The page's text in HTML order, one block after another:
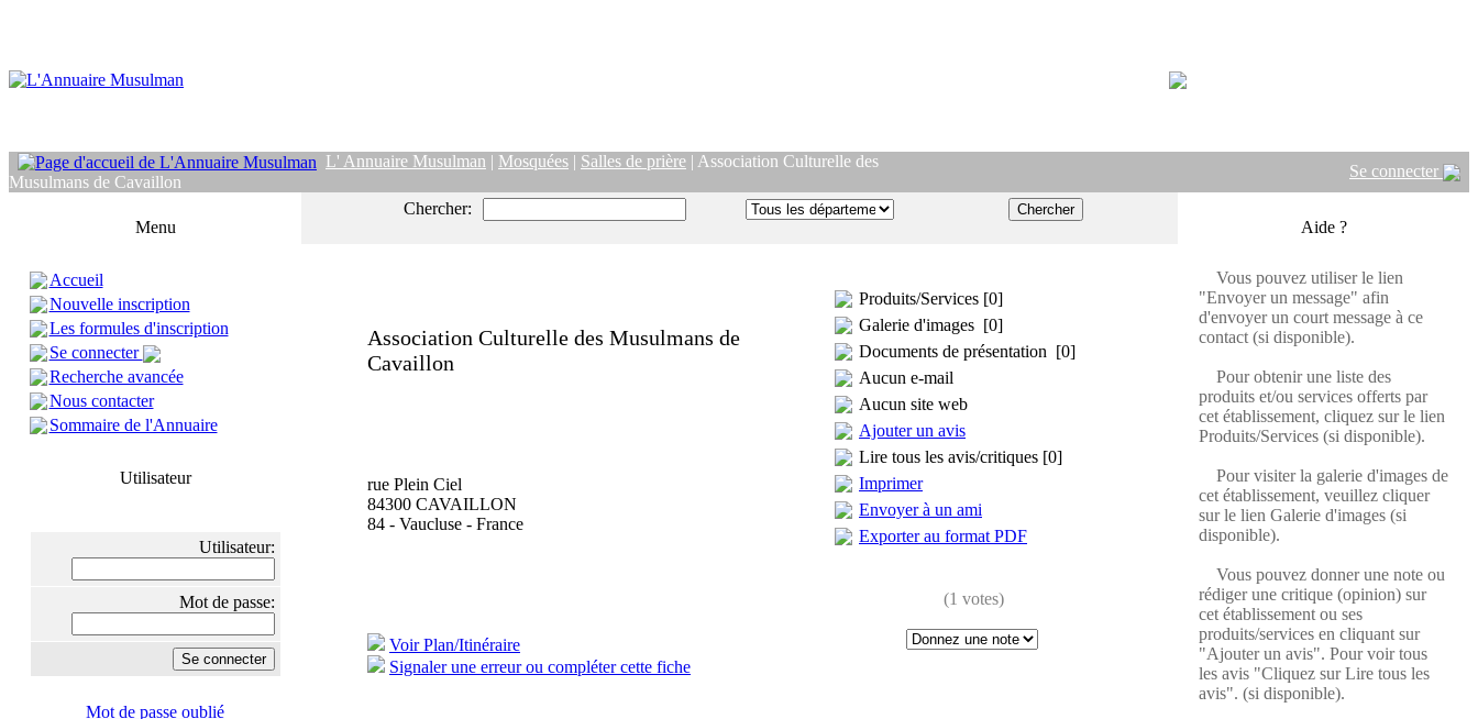
L' Annuaire Musulman | Mosquées | Salles de prière | Association Culturelle des
Musulmans de Cavaillon
Se connecter
Menu
Accueil
Nouvelle inscription
Les formules d'inscription
Se connecter
Recherche avancée
Nous contacter
Sommaire de l'Annuaire
Utilisateur
Utilisateur:
Mot de passe:
Mot de passe oublié
Chercher:
Association Culturelle des Musulmans de
Cavaillon
rue Plein Ciel
84300 CAVAILLON
84 - Vaucluse - France
Voir Plan/Itinéraire
Signaler une erreur ou compléter cette fiche
Produits/Services [0]
Galerie d'images [0]
Documents de présentation [0]
Aucun e-mail
Aucun site web
Ajouter un avis
Lire tous les avis/critiques [0]
Imprimer
Envoyer à un ami
Exporter au format PDF
(1 votes)
Aide ?
Vous pouvez utiliser le lien
"Envoyer un message" afin
d'envoyer un court message à ce
contact (si disponible).
Pour obtenir une liste des
produits et/ou services offerts par
cet établissement, cliquez sur le lien
Produits/Services (si disponible).
Pour visiter la galerie d'images de
cet établissement, veuillez cliquer
sur le lien Galerie d'images (si
disponible).
Vous pouvez donner une note ou
rédiger une critique (opinion) sur
cet établissement ou ses
produits/services en cliquant sur
"Ajouter un avis". Pour voir tous
les avis "Cliquez sur Lire tous les
avis". (si disponible).